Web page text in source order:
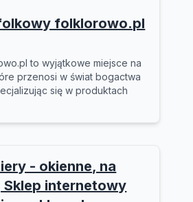
folklorowo.pl
to wyjątkowe miejsce na
przenosi w świat bogactwa
się w produktach
- okienne, na
Sklep internetowy